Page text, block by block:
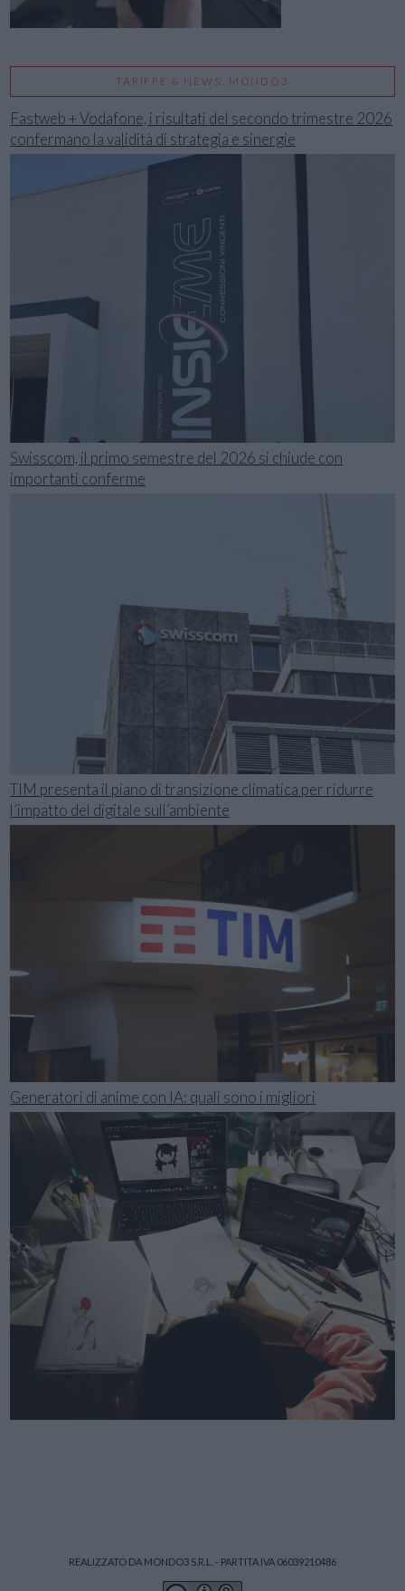
TARIFFE & NEWS: MONDO3
Fastweb + Vodafone, i risultati del secondo trimestre 2026
confermano la validità di strategia e sinergie
Swisscom, il primo semestre del 2026 si chiude con
importanti conferme
TIM presenta il piano di transizione climatica per ridurre
l’impatto del digitale sull’ambiente
Generatori di anime con IA: quali sono i migliori
REALIZZATO DA MONDO3 S.R.L. - PARTITA IVA 06039210486